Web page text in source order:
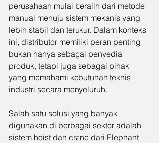
perusahaan mulai beralih dari metode
manual menuju sistem mekanis yang
lebih stabil dan terukur. Dalam konteks
ini, distributor memiliki peran penting
bukan hanya sebagai penyedia
produk, tetapi juga sebagai pihak
yang memahami kebutuhan teknis
industri secara menyeluruh.
Salah satu solusi yang banyak
digunakan di berbagai sektor adalah
sistem hoist dan crane dari Elephant